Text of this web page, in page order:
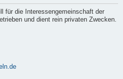
h
für die Interessengemeinschaft der
und dient rein privaten Zwecken.